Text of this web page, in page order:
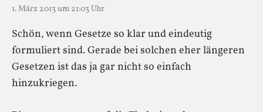
1. März 2013 um 21:03 Uhr
Schön, wenn Gesetze so klar und eindeutig
formuliert sind. Gerade bei solchen eher längeren
Gesetzen ist das ja gar nicht so einfach
hinzukriegen.